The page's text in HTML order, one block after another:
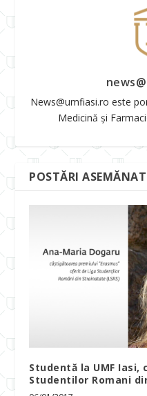
News@umfiasi.ro este
Medicină și
POSTĂRI
Studentă la UMF
Studentilor Romani